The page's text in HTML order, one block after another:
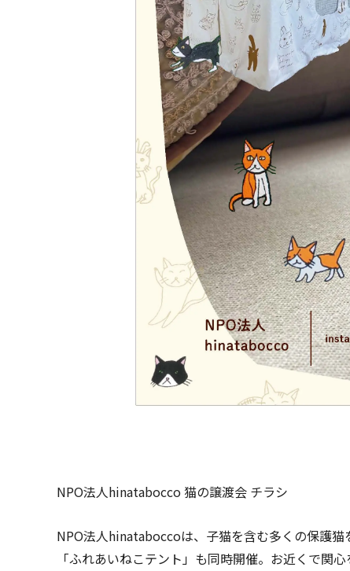
NPO法人hinatabocco 猫の譲渡会 チラシ
NPO法人hinataboccoは、子猫を含む多くの保護
「ふれあいねこテント」も同時開催。お近くで関